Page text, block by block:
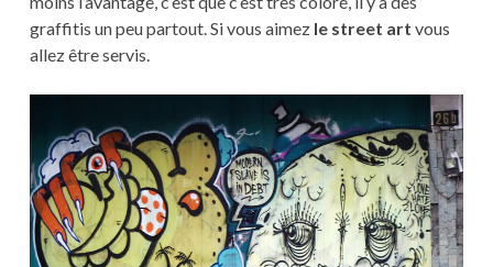
graffitis un peu partout. Si vous aimez le street art vous
allez être servis.